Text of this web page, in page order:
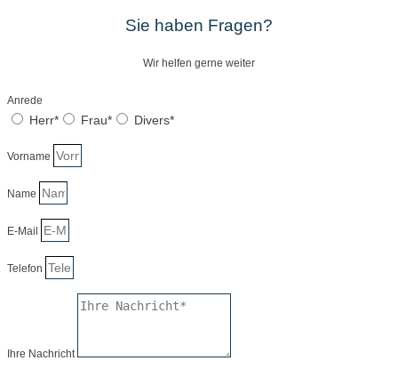
Sie haben Fragen?
Wir helfen gerne weiter
Anrede
Herr* Frau* Divers*
Vorname
Name
E-Mail
Telefon
Ihre Nachricht